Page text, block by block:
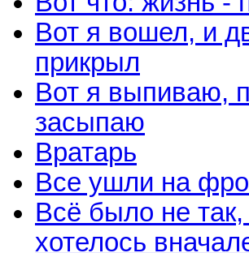
Вот я вошел, и
прикрыл
Вот я выпиваю,
засыпаю
Вратарь
Все ушли на
Всё было не так,
хотелось